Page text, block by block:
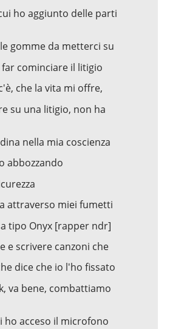
ho aggiunto delle parti
gomme da metterci su
cominciare il litigio
che la vita mi offre,
su una litigio, non ha
nella mia coscienza
abbozzando
attraverso miei fumetti
tipo Onyx [rapper ndr]
e scrivere canzoni che
dice che io l'ho fissato
va bene, combattiamo
ho acceso il microfono